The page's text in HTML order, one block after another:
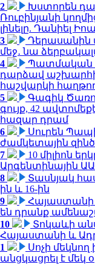
2
Խստորեն
Ռուբինյանի
լինելը. Դանիել
3
Դերասանին
մեջ․ նա
4
Պատմական
դարձավ աշխարհի
հաշվարկի
5
Գագիկ
գույք, 42
հազար դրամ
6
Սուրեն
ժամկետային
7
10 միլիոն
Արգենտինային ԱԱ-
8
Տասնյակ
ին և 16-ին
9
Հայաստանի
են դրանք
10
Տոկաևի
Հայաստանի և
1
Սոչի
անցկացրել է մեկ